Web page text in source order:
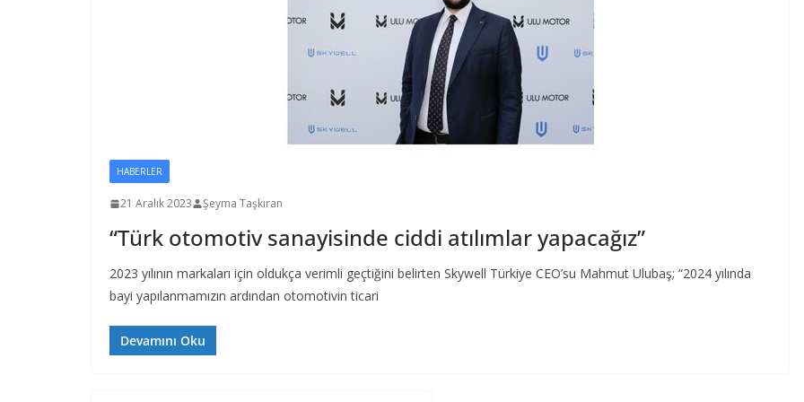
HABERLER
21 Aralık 2023 Şeyma Taşkıran
“Türk otomotiv sanayisinde ciddi atılımlar yapacağız”
2023 yılının markaları için oldukça verimli geçtiğini belirten Skywell Türkiye CEO’su Mahmut Ulubaş; “2024 yılında
bayi yapılanmamızın ardından otomotivin ticari
Devamını Oku